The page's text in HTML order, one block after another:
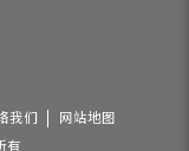
我们
网站地图
有